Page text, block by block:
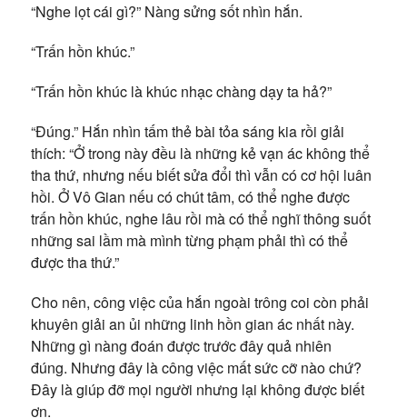
“Nghe lọt cái gì?” Nàng sửng sốt nhìn hắn.
“Trấn hồn khúc.”
“Trấn hồn khúc là khúc nhạc chàng dạy ta hả?”
“Đúng.” Hắn nhìn tấm thẻ bài tỏa sáng kia rồi giải
thích: “Ở trong này đều là những kẻ vạn ác không thể
tha thứ, nhưng nếu biết sửa đổi thì vẫn có cơ hội luân
hồi. Ở Vô Gian nếu có chút tâm, có thể nghe được
trấn hồn khúc, nghe lâu rồi mà có thể nghĩ thông suốt
những sai lầm mà mình từng phạm phải thì có thể
được tha thứ.”
Cho nên, công việc của hắn ngoài trông coi còn phải
khuyên giải an ủi những linh hồn gian ác nhất này.
Những gì nàng đoán được trước đây quả nhiên
đúng. Nhưng đây là công việc mất sức cỡ nào chứ?
Đây là giúp đỡ mọi người nhưng lại không được biết
ơn.